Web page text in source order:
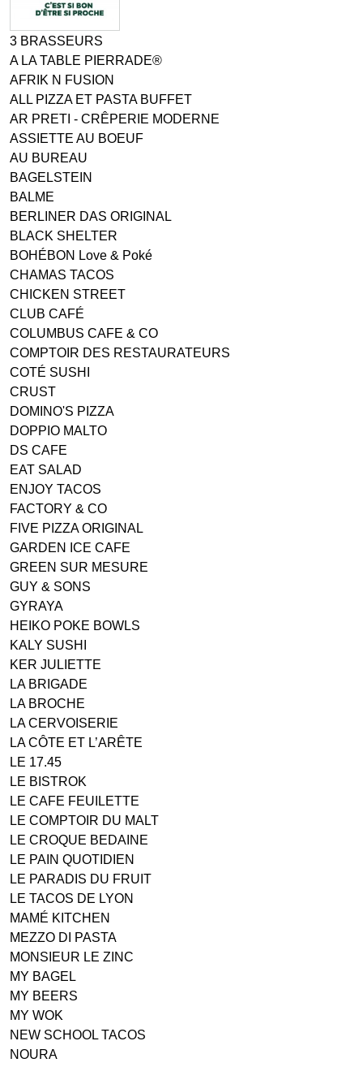
3 BRASSEURS
A LA TABLE PIERRADE®
AFRIK N FUSION
ALL PIZZA ET PASTA BUFFET
AR PRETI - CRÊPERIE MODERNE
ASSIETTE AU BOEUF
AU BUREAU
BAGELSTEIN
BALME
BERLINER DAS ORIGINAL
BLACK SHELTER
BOHÉBON Love & Poké
CHAMAS TACOS
CHICKEN STREET
CLUB CAFÉ
COLUMBUS CAFE & CO
COMPTOIR DES RESTAURATEURS
COTÉ SUSHI
CRUST
DOMINO'S PIZZA
DOPPIO MALTO
DS CAFE
EAT SALAD
ENJOY TACOS
FACTORY & CO
FIVE PIZZA ORIGINAL
GARDEN ICE CAFE
GREEN SUR MESURE
GUY & SONS
GYRAYA
HEIKO POKE BOWLS
KALY SUSHI
KER JULIETTE
LA BRIGADE
LA BROCHE
LA CERVOISERIE
LA CÔTE ET L’ARÊTE
LE 17.45
LE BISTROK
LE CAFE FEUILETTE
LE COMPTOIR DU MALT
LE CROQUE BEDAINE
LE PAIN QUOTIDIEN
LE PARADIS DU FRUIT
LE TACOS DE LYON
MAMÉ KITCHEN
MEZZO DI PASTA
MONSIEUR LE ZINC
MY BAGEL
MY BEERS
MY WOK
NEW SCHOOL TACOS
NOURA